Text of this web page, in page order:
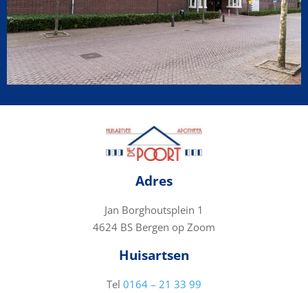
Adres
Jan Borghoutsplein 1
4624 BS Bergen op Zoom
Huisartsen
Tel 0164 – 21 33 99